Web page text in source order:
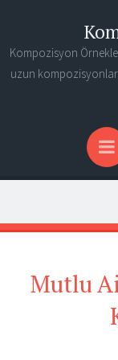
Kompozisyon
uzun
Mutlu